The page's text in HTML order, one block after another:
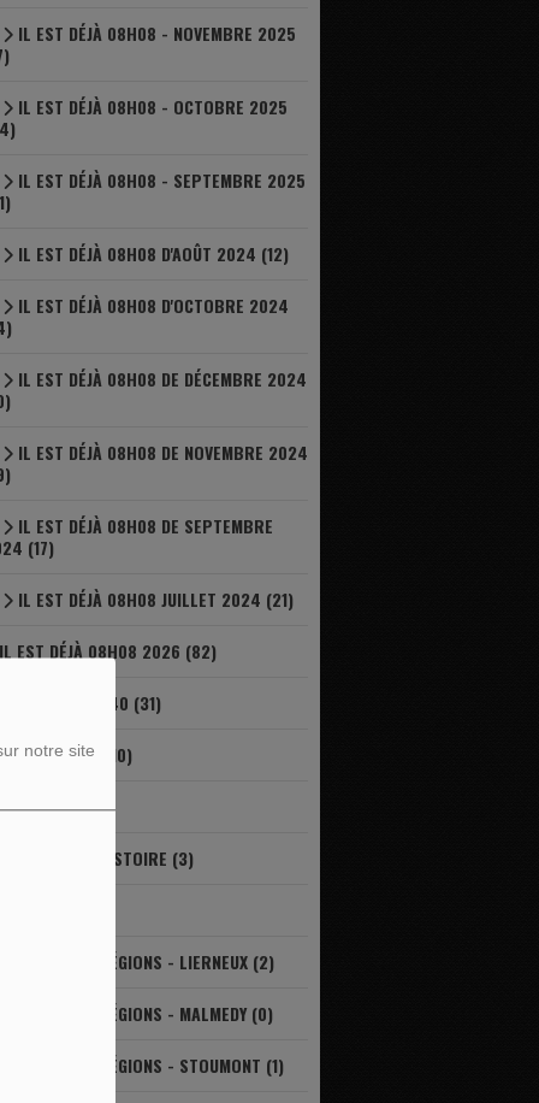
notre site
IL EST DÉJÀ 08H08 - NOVEMBRE 2025
IL EST DÉJÀ 08H08 - OCTOBRE 2025
IL EST DÉJÀ 08H08 - SEPTEMBRE 2025
IL EST DÉJÀ 08H08 D'AOÛT 2024 (12)
IL EST DÉJÀ 08H08 D'OCTOBRE 2024
IL EST DÉJÀ 08H08 DE DÉCEMBRE 2024
IL EST DÉJÀ 08H08 DE NOVEMBRE 2024
IL EST DÉJÀ 08H08 DE SEPTEMBRE
(17)
IL EST DÉJÀ 08H08 JUILLET 2024 (21)
IL EST DÉJÀ 08H08 2026 (82)
IL EST DÉJÀ 8H40 (31)
JEUNES (10)
(19)
L'ART DANS L'HISTOIRE (3)
LE TOUR DES RÉGIONS - LIERNEUX (2)
LE TOUR DES RÉGIONS - MALMEDY (0)
LE TOUR DES RÉGIONS - STOUMONT (1)